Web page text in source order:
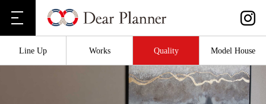
Line Up Works Quality Model House